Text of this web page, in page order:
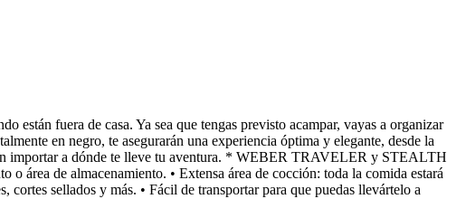
están fuera de casa. Ya sea que tengas previsto acampar, vayas a organizar
en negro, te asegurarán una experiencia óptima y elegante, desde la
importar a dónde te lleve tu aventura. * WEBER TRAVELER y STEALTH
área de almacenamiento. • Extensa área de cocción: toda la comida estará
sellados y más. • Fácil de transportar para que puedas llevártelo a